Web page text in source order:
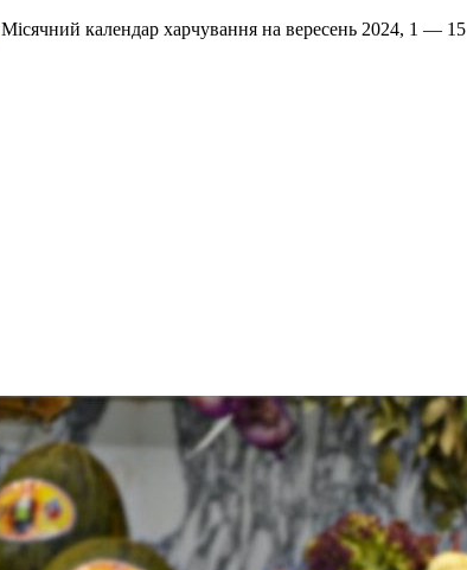
Місячний календар харчування на вересень 2024, 1 — 15